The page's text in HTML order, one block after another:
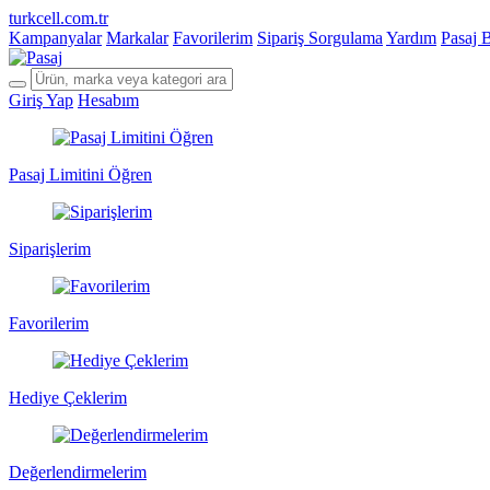
turkcell.com.tr
Kampanyalar Markalar Favorilerim Sipariş Sorgulama Yardım Pasaj
Giriş Yap Hesabım
Pasaj Limitini Öğren
Siparişlerim
Favorilerim
Hediye Çeklerim
Değerlendirmelerim